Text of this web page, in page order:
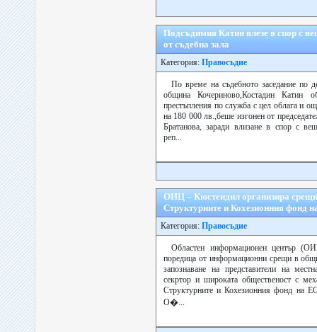
Подсъдимия Катин влезе в спор с
от съдебна зала
Категория: Правосъдие
По време на съдебното заседание по
община Кочериново,Костадин Катин
престъпления по служба с цел облага и
на 180 000 лв.,беше изгонен от
Братанова, заради влизане в спор с
реп...
ОИЦ – Кюстендил организира
Структурните и Кохезионния фонд
Категория: Правосъдие
Областен информационен център
поредица от информационни срещи в
запознаване на представители на
секртор и широката общественост с
Структурните и Кохезионния фонд на
О�...